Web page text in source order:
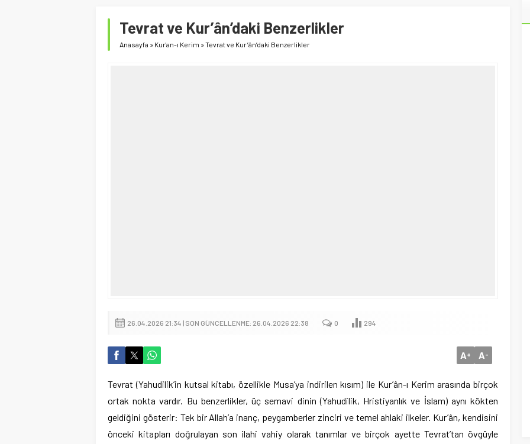
Tevrat ve Kur’ân’daki Benzerlikler
Anasayfa » Kur'an-ı Kerim »Tevrat ve Kur’ân’daki Benzerlikler
26.04.2026 21:34 | SON GÜNCELLENME: 26.04.2026 22:38 0 294
A+ A-
Tevrat (Yahudilik’in kutsal kitabı, özellikle Musa’ya indirilen kısım) ile Kur’ân-ı Kerim arasında birçok
ortak nokta vardır. Bu benzerlikler, üç semavi dinin (Yahudilik, Hristiyanlık ve İslam) aynı kökten
geldiğini gösterir: Tek bir Allah’a inanç, peygamberler zinciri ve temel ahlaki ilkeler. Kur’ân, kendisini
önceki kitapları doğrulayan son ilahi vahiy olarak tanımlar ve birçok ayette Tevrat’tan övgüyle